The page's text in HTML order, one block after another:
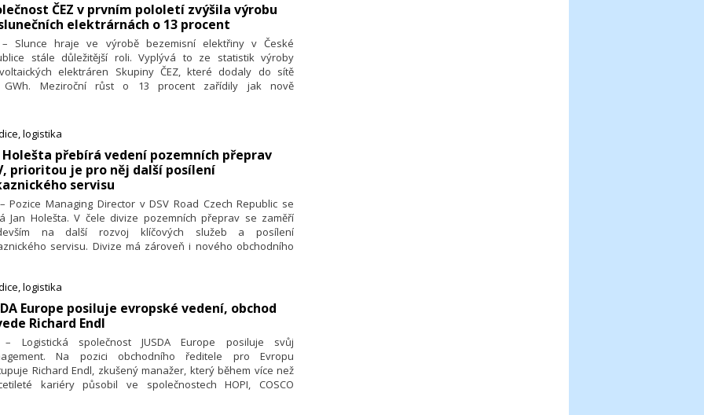
ČEZ v prvním pololetí zvýšila výrobu
elektrárnách o 13 procent
– Slunce hraje ve výrobě bezemisní elektřiny v České
stále důležitější roli. Vyplývá to ze statistik výroby
elektráren Skupiny ČEZ, které dodaly do sítě
GWh. Meziroční růst o 13 procent zařídily jak nově
když zprovozní stovky MW nových elektráren. Další
instaluje ČEZ pro domácnosti i zákazníky z veřejného a
sektoru.
logistika
Holešta přebírá vedení pozemních přeprav
prioritou je pro něj další posílení
servisu
Pozice Managing Director v DSV Road Czech Republic se
Jan Holešta. V čele divize pozemních přeprav se zaměří
na další rozvoj klíčových služeb a posílení
servisu. Divize má zároveň i nového obchodního
logistika
Europe posiluje evropské vedení, obchod
Richard Endl
– Logistická společnost JUSDA Europe posiluje svůj
Na pozici obchodního ředitele pro Evropu
Richard Endl, zkušený manažer, který během více než
kariéry působil ve společnostech HOPI, COSCO